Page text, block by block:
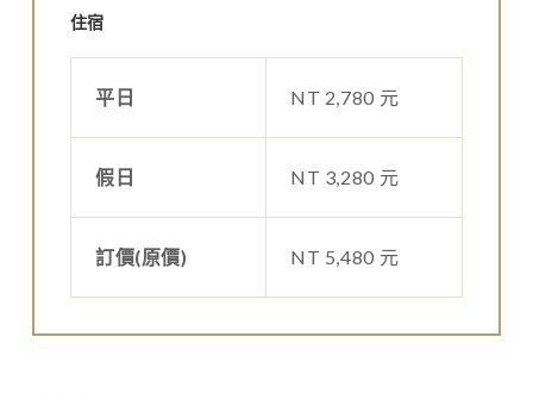
住宿
平日 NT 2,780 元
假日 NT 3,280 元
訂價(原價) NT 5,480 元